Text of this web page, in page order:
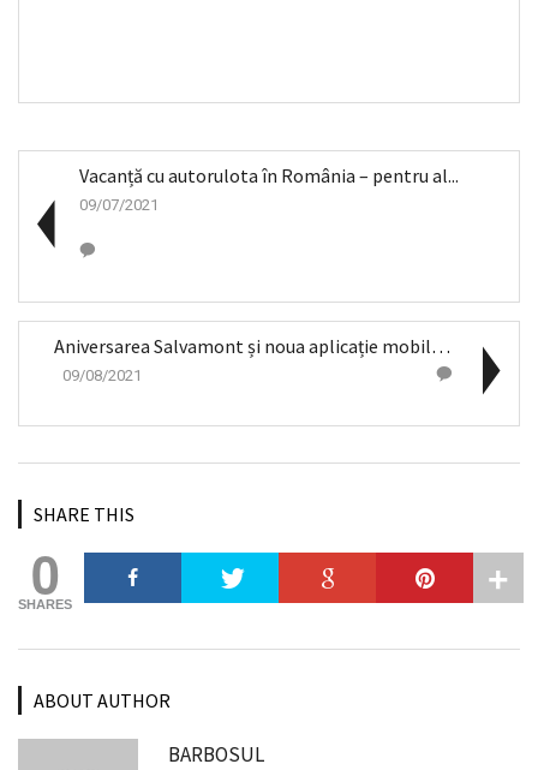
Vacanță cu autorulota în România – pentru al...
09/07/2021
Aniversarea Salvamont și noua aplicație mobilă a s...
09/08/2021
SHARE THIS
0
SHARES
ABOUT AUTHOR
BARBOSUL